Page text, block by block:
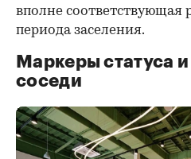
вполне соответствующая
периода заселения.
Маркеры статуса
соседи